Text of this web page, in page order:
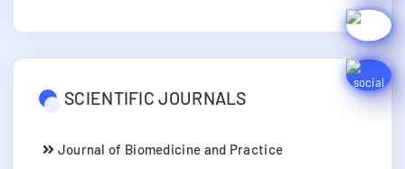
SCIENTIFIC JOURNALS
Journal of Biomedicine and Practice